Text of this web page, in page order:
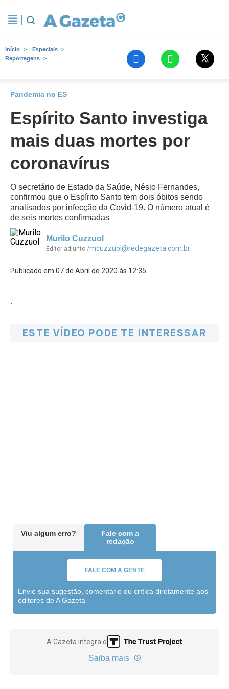
Início
Especiais
Reportagens
Pandemia no ES
Espírito Santo investiga
mais duas mortes por
coronavírus
O secretário de Estado da Saúde, Nésio Fernandes,
confirmou que o Espírito Santo tem dois óbitos sendo
analisados por infecção da Covid-19. O número atual é
de seis mortes confirmadas
Murilo Cuzzuol
Editor adjunto /mcuzzuol@redegazeta.com.br
Publicado em 07 de Abril de 2020 às 12:35
.
ESTE VÍDEO PODE TE INTERESSAR
Viu algum erro?
Fale com a
redação
FALE COM A GENTE
Envie sua sugestão, comentário ou crítica diretamente aos
editores de A Gazeta
A Gazeta integra o
Saiba mais